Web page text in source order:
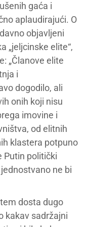
gaća i
aplaudirajući. O
objavljeni
„jeljcinske elite“,
„Članove elite
i
dogodilo, ali
onih koji nisu
imovine i
od elitnih
klastera potpuno
Putin politički
ne bi
dosta dugo
kakav sadržajni